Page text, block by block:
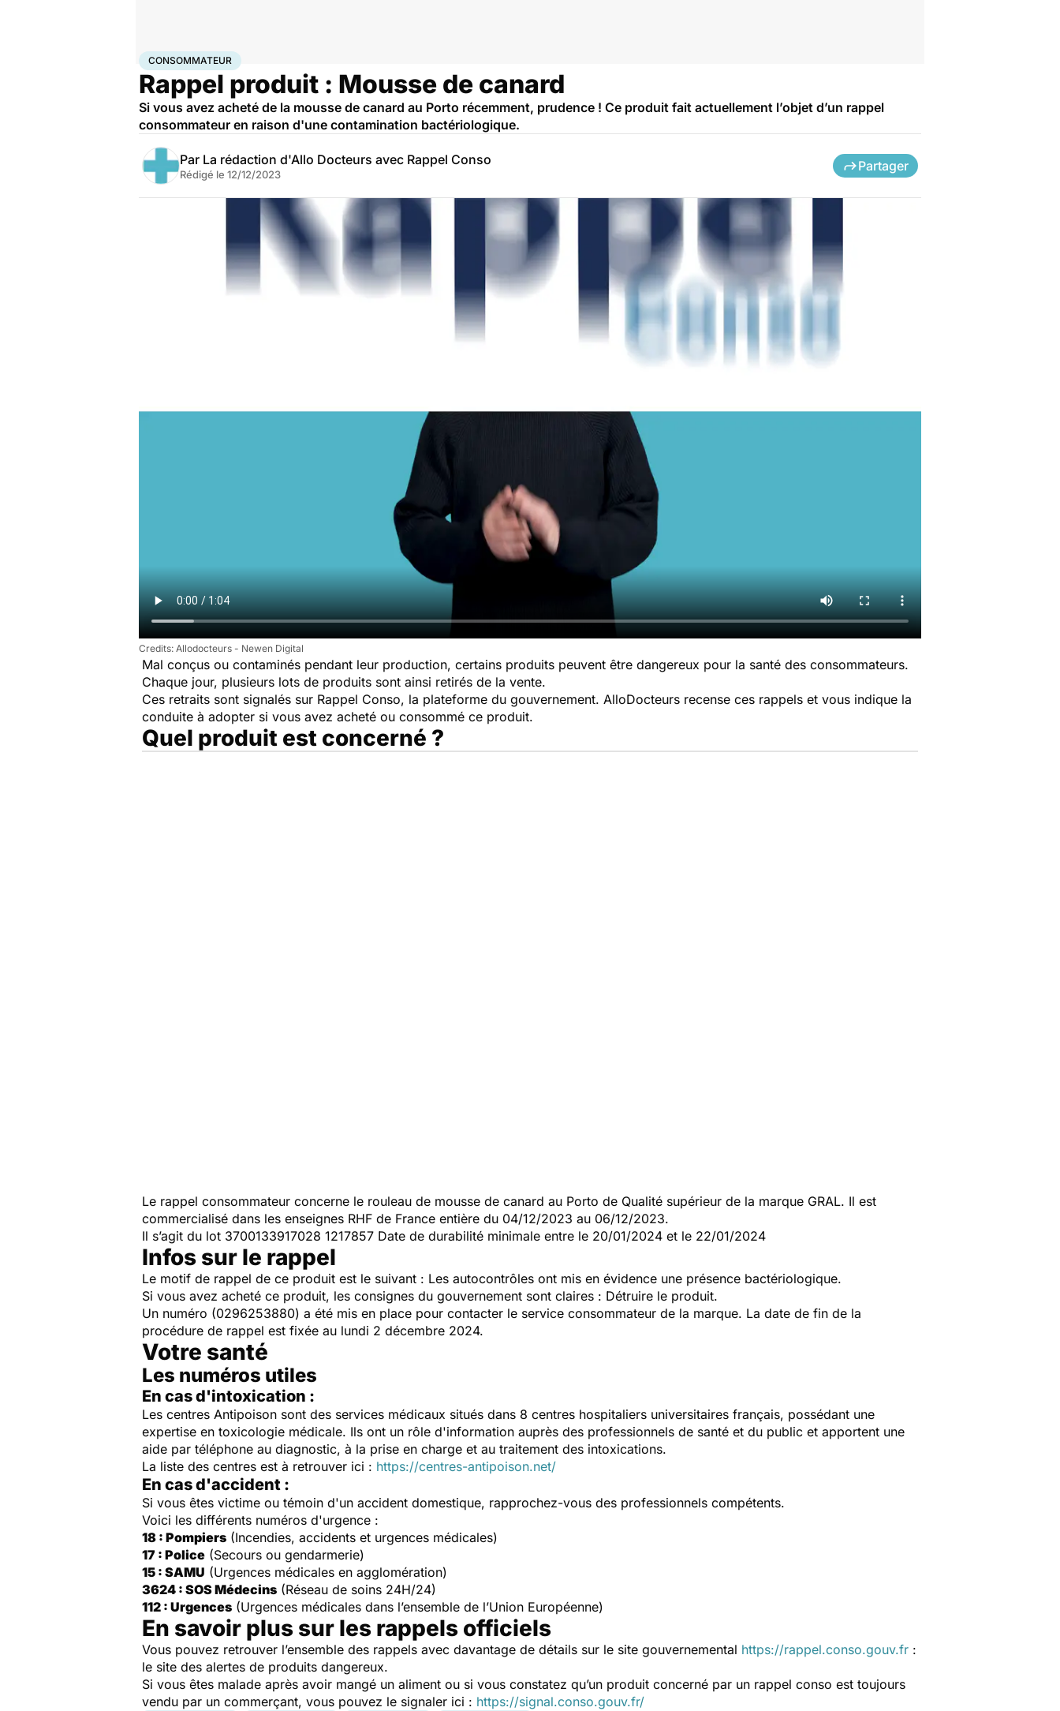
AccueilSantéConsommateur
CONSOMMATEUR
Rappel produit : Mousse de canard
Si vous avez acheté de la mousse de canard au Porto récemment, prudence ! Ce produit fait actuellement l’objet d’un rappel
consommateur en raison d'une contamination bactériologique.
Par La rédaction d'Allo Docteurs avec Rappel Conso
Rédigé le 12/12/2023
Partager
Allodocteurs - Newen Digital
Mal conçus ou contaminés pendant leur production, certains produits peuvent être dangereux pour la santé des consommateurs.
Chaque jour, plusieurs lots de produits sont ainsi retirés de la vente.
Ces retraits sont signalés sur Rappel Conso, la plateforme du gouvernement. AlloDocteurs recense ces rappels et vous indique la
conduite à adopter si vous avez acheté ou consommé ce produit.
Quel produit est concerné ?
Le rappel consommateur concerne le rouleau de mousse de canard au Porto de Qualité supérieur de la marque GRAL. Il est
commercialisé dans les enseignes RHF de France entière du 04/12/2023 au 06/12/2023.
Il s’agit du lot 3700133917028 1217857 Date de durabilité minimale entre le 20/01/2024 et le 22/01/2024
Infos sur le rappel
Le motif de rappel de ce produit est le suivant : Les autocontrôles ont mis en évidence une présence bactériologique.
Si vous avez acheté ce produit, les consignes du gouvernement sont claires : Détruire le produit.
Un numéro (0296253880) a été mis en place pour contacter le service consommateur de la marque. La date de fin de la
procédure de rappel est fixée au lundi 2 décembre 2024.
Votre santé
Les numéros utiles
En cas d'intoxication :
Les centres Antipoison sont des services médicaux situés dans 8 centres hospitaliers universitaires français, possédant une
expertise en toxicologie médicale. Ils ont un rôle d'information auprès des professionnels de santé et du public et apportent une
aide par téléphone au diagnostic, à la prise en charge et au traitement des intoxications.
La liste des centres est à retrouver ici : https://centres-antipoison.net/
En cas d'accident :
Si vous êtes victime ou témoin d'un accident domestique, rapprochez-vous des professionnels compétents.
Voici les différents numéros d'urgence :
18 : Pompiers (Incendies, accidents et urgences médicales)
17 : Police (Secours ou gendarmerie)
15 : SAMU (Urgences médicales en agglomération)
3624 : SOS Médecins (Réseau de soins 24H/24)
112 : Urgences (Urgences médicales dans l’ensemble de l’Union Européenne)
En savoir plus sur les rappels officiels
Vous pouvez retrouver l’ensemble des rappels avec davantage de détails sur le site gouvernemental https://rappel.conso.gouv.fr :
le site des alertes de produits dangereux.
Si vous êtes malade après avoir mangé un aliment ou si vous constatez qu’un produit concerné par un rappel conso est toujours
vendu par un commerçant, vous pouvez le signaler ici : https://signal.conso.gouv.fr/